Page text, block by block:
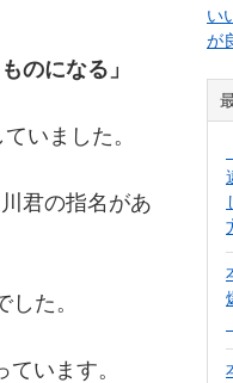
のになる」
いました。
君の指名があ
た。
います。
い
が